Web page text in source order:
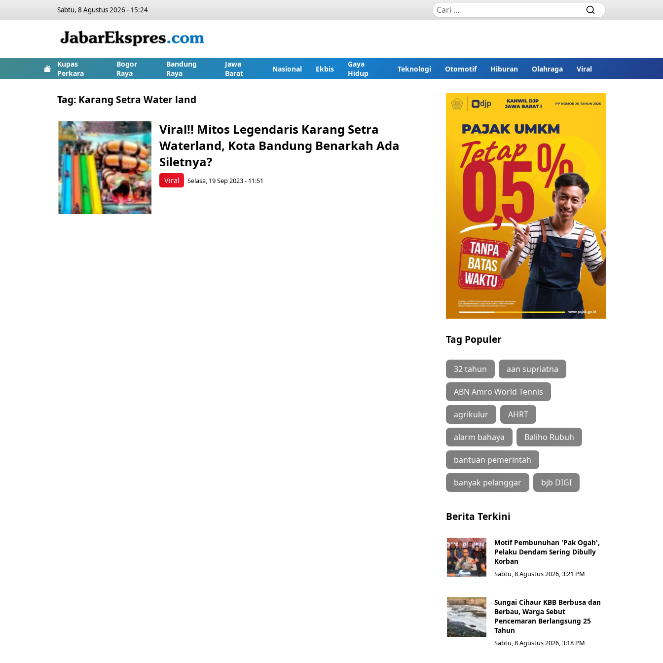
Sabtu, 8 Agustus 2026 - 15:24
Kupas
Perkara
Bogor
Raya
Bandung
Raya
Jawa
Barat
Nasional Ekbis
Gaya
Hidup
Teknologi Otomotif Hiburan Olahraga Viral
Tag: Karang Setra Water land
Viral
Viral!! Mitos Legendaris Karang Setra
Waterland, Kota Bandung Benarkah Ada
Siletnya?
Selasa, 19 Sep 2023 - 11:51
Tag Populer
32 tahun aan supriatna
ABN Amro World Tennis
agrikulur AHRT
alarm bahaya Baliho Rubuh
bantuan pemerintah
banyak pelanggar bjb DIGI
Berita Terkini
Motif Pembunuhan 'Pak Ogah',
Pelaku Dendam Sering Dibully
Korban
Sabtu, 8 Agustus 2026, 3:21 PM
Sungai Cihaur KBB Berbusa dan
Berbau, Warga Sebut
Pencemaran Berlangsung 25
Tahun
Sabtu, 8 Agustus 2026, 3:18 PM